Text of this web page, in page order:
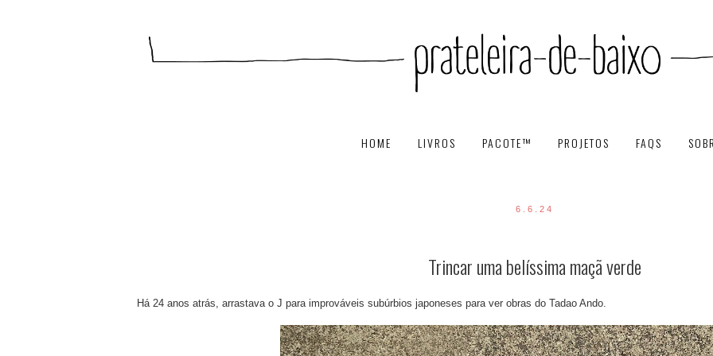
HOME LIVROS PACOTE™ PROJETOS FAQS
6.6.24
Trincar uma belíssima maçã verde
Há 24 anos atrás, arrastava o J para improváveis subúrbios japoneses para ver obras do Tadao Ando.